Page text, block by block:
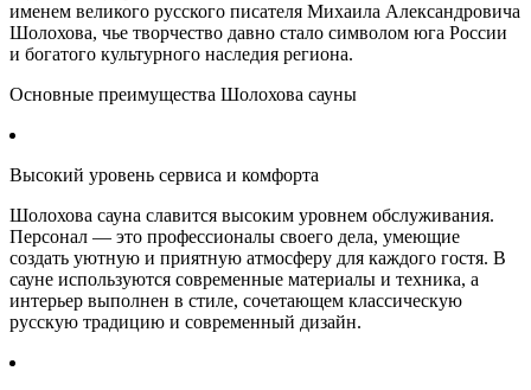
именем великого русского писателя Михаила Александровича
Шолохова, чье творчество давно стало символом юга России
и богатого культурного наследия региона.
Основные преимущества Шолохова сауны
Высокий уровень сервиса и комфорта
Шолохова сауна славится высоким уровнем обслуживания.
Персонал — это профессионалы своего дела, умеющие
создать уютную и приятную атмосферу для каждого гостя. В
сауне используются современные материалы и техника, а
интерьер выполнен в стиле, сочетающем классическую
русскую традицию и современный дизайн.